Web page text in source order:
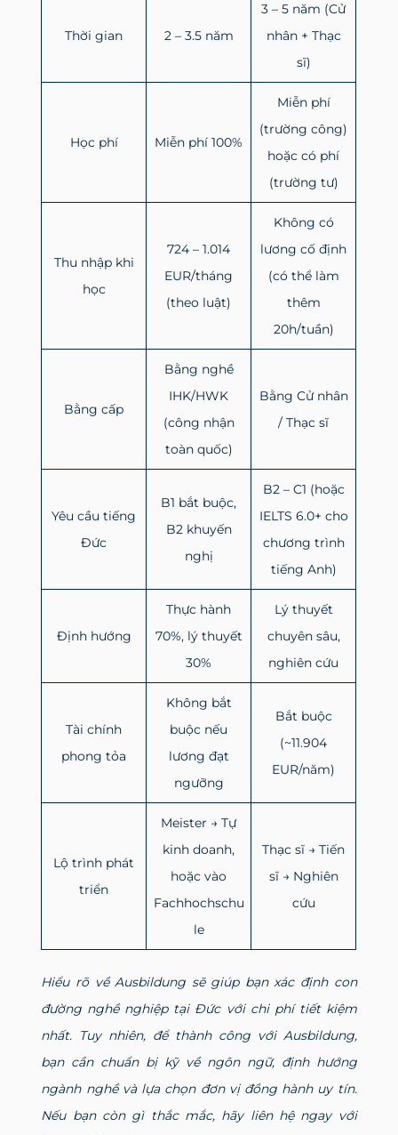
Thời gian 2 – 3.5 năm
3 – 5 năm (Cử
nhân + Thạc
sĩ)
Học phí Miễn phí 100%
Miễn phí
(trường công)
hoặc có phí
(trường tư)
Thu nhập khi
học
724 – 1.014
EUR/tháng
(theo luật)
Không có
lương cố định
(có thể làm
thêm
20h/tuần)
Bằng cấp
Bằng nghề
IHK/HWK
(công nhận
toàn quốc)
Bằng Cử nhân
/ Thạc sĩ
Yêu cầu tiếng
Đức
B1 bắt buộc,
B2 khuyến
nghị
B2 – C1 (hoặc
IELTS 6.0+ cho
chương trình
tiếng Anh)
Định hướng
Thực hành
70%, lý thuyết
30%
Lý thuyết
chuyên sâu,
nghiên cứu
Tài chính
phong tỏa
Không bắt
buộc nếu
lương đạt
ngưỡng
Bắt buộc
(~11.904
EUR/năm)
Lộ trình phát
triển
Meister → Tự
kinh doanh,
hoặc vào
Fachhochschu
le
Thạc sĩ → Tiến
sĩ → Nghiên
cứu
Hiểu rõ về Ausbildung sẽ giúp bạn xác định con
đường nghề nghiệp tại Đức với chi phí tiết kiệm
nhất. Tuy nhiên, để thành công với Ausbildung,
bạn cần chuẩn bị kỹ về ngôn ngữ, định hướng
ngành nghề và lựa chọn đơn vị đồng hành uy tín.
Nếu bạn còn gì thắc mắc, hãy liên hệ ngay với